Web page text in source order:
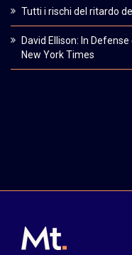
Tutti i rischi del ritardo
David Ellison: In
New York Times